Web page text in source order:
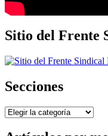
Sitio del Frente
Secciones
Secciones